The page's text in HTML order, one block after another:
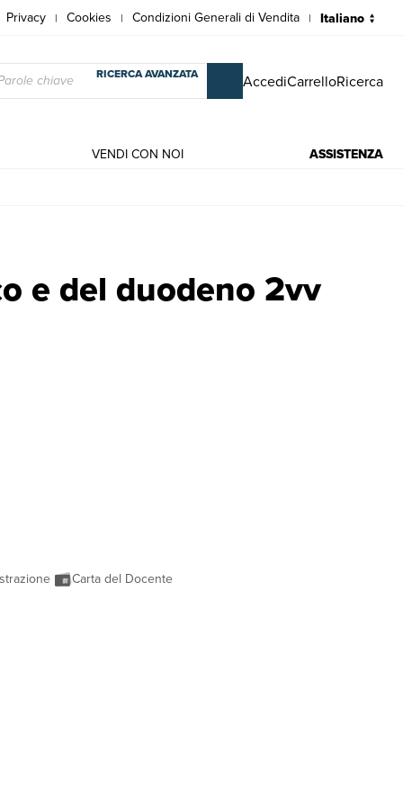
Privacy | Cookies | Condizioni Generali di Vendita |
RICERCA AVANZATA AccediCarrelloRicerca
VENDI CON NOI ASSISTENZA
e del duodeno 2vv
Carta del Docente